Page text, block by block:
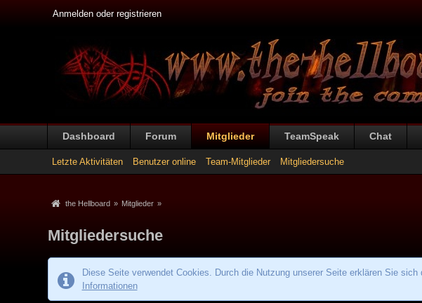
Anmelden oder registrieren
Dashboard Forum Mitglieder TeamSpeak Chat
Letzte Aktivitäten Benutzer online Team-Mitglieder Mitgliedersuche
the Hellboard » Mitglieder »
Mitgliedersuche
Diese Seite verwendet Cookies. Durch die Nutzung unserer Seite erklären Sie
Informationen